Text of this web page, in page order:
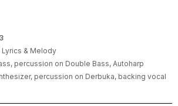
Lyrics & Melody
percussion on Double Bass, Autoharp
percussion on Derbuka, backing vocal